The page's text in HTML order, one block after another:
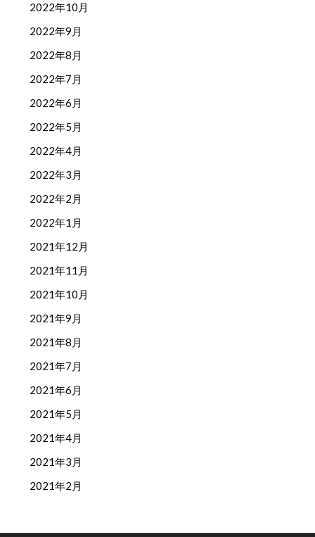
2022年10月
2022年9月
2022年8月
2022年7月
2022年6月
2022年5月
2022年4月
2022年3月
2022年2月
2022年1月
2021年12月
2021年11月
2021年10月
2021年9月
2021年8月
2021年7月
2021年6月
2021年5月
2021年4月
2021年3月
2021年2月